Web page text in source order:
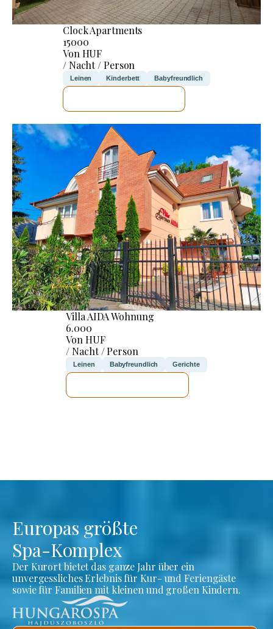
Clock Apartments
15000
Von HUF
/ Nacht / Person
Leinen Kinderbett Babyfreundlich
Villa AIDA Wohnung
6.000
Von HUF
/ Nacht / Person
Leinen Babyfreundlich Gerichte
Europas größte
Spa-Komplex
Der Kurort bietet das ganze Jahr über ein
unvergessliches Erlebnis für Kur- und Feriengäste
sowie für Familien mit kleinen und großen Kindern.